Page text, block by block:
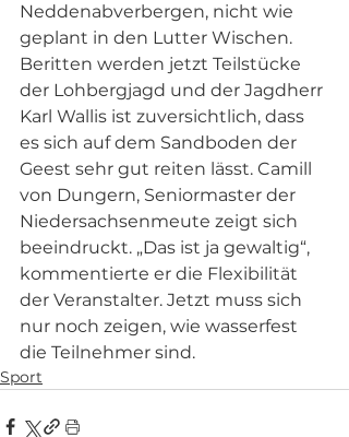
Neddenabverbergen, nicht wie
geplant in den Lutter Wischen.
Beritten werden jetzt Teilstücke
der Lohbergjagd und der Jagdherr
Karl Wallis ist zuversichtlich, dass
es sich auf dem Sandboden der
Geest sehr gut reiten lässt. Camill
von Dungern, Seniormaster der
Niedersachsenmeute zeigt sich
beeindruckt. „Das ist ja gewaltig“,
kommentierte er die Flexibilität
der Veranstalter. Jetzt muss sich
nur noch zeigen, wie wasserfest
die Teilnehmer sind.
Sport